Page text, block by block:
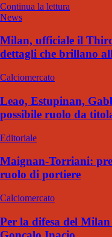
Continua la lettura
News
Milan, ufficiale il
dettagli che brillano
Calciomercato
Leao, Estupinan,
possibile ruolo da
Editoriale
Maignan-Torriani:
ruolo di portiere
Calciomercato
Per la difesa del